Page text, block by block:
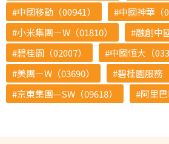
中國移動（00941）
中國神華（
小米集團－W（01810）
融創中
碧桂園（02007）
中國恒大（
美團－W（03690）
碧桂園服務
京東集團—SW（09618）
阿里巴